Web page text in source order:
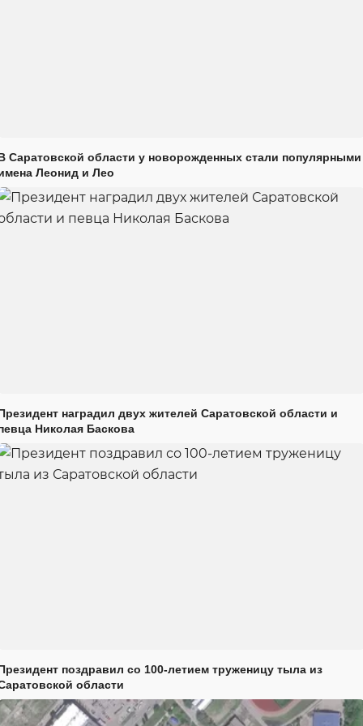
Саратовской области у новорожденных стали популярными
Леонид и Лео
наградил двух жителей Саратовской области и
Николая Баскова
поздравил со 100-летием труженицу тыла из
области